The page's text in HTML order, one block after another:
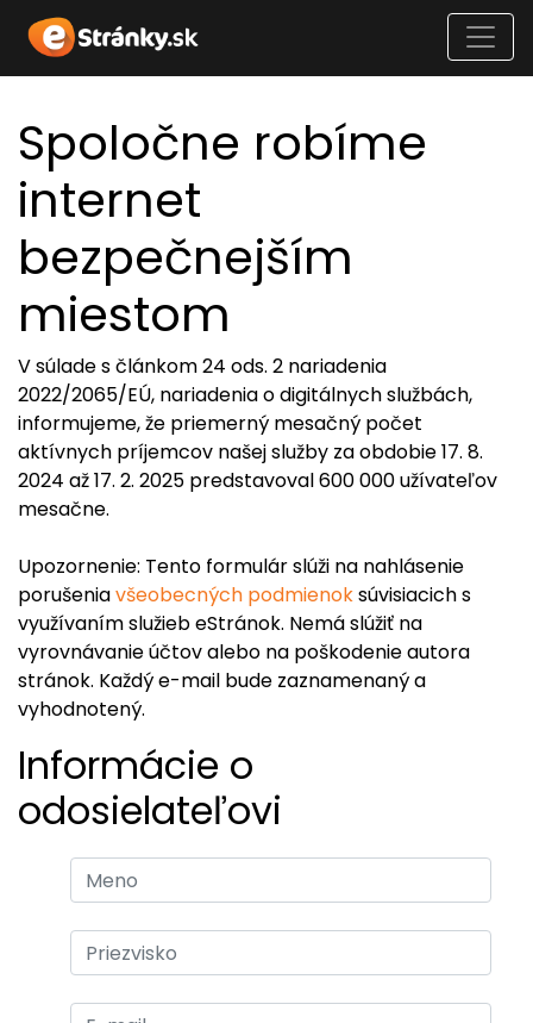
Spoločne robíme
internet
bezpečnejším
miestom
V súlade s článkom 24 ods. 2 nariadenia
2022/2065/EÚ, nariadenia o digitálnych službách,
informujeme, že priemerný mesačný počet
aktívnych príjemcov našej služby za obdobie 17. 8.
2024 až 17. 2. 2025 predstavoval 600 000 užívateľov
mesačne.
Upozornenie: Tento formulár slúži na nahlásenie
porušeniavšeobecných podmienoksúvisiacich s
využívaním služieb eStránok. Nemá slúžiť na
vyrovnávanie účtov alebo na poškodenie autora
stránok. Každý e-mail bude zaznamenaný a
vyhodnotený.
Informácie o
odosielateľovi